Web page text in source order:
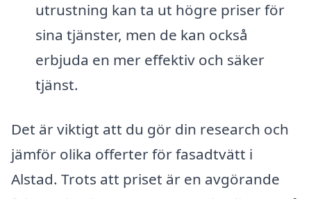
utrustning kan ta ut högre priser för
sina tjänster, men de kan också
erbjuda en mer effektiv och säker
tjänst.
Det är viktigt att du gör din research och
jämför olika offerter för fasadtvätt i
Alstad. Trots att priset är en avgörande